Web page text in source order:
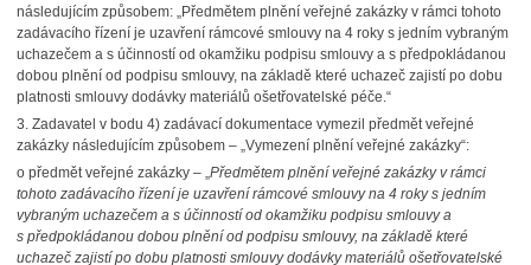
následujícím způsobem: „Předmětem plnění veřejné zakázky v rámci tohoto
zadávacího řízení je uzavření rámcové smlouvy na 4 roky s jedním vybraným
uchazečem a s účinností od okamžiku podpisu smlouvy a s předpokládanou
dobou plnění od podpisu smlouvy, na základě které uchazeč zajistí po dobu
platnosti smlouvy dodávky materiálů ošetřovatelské péče.“
3. Zadavatel v bodu 4) zadávací dokumentace vymezil předmět veřejné
zakázky následujícím způsobem – „Vymezení plnění veřejné zakázky“:
o předmět veřejné zakázky – „Předmětem plnění veřejné zakázky v rámci
tohoto zadávacího řízení je uzavření rámcové smlouvy na 4 roky s jedním
vybraným uchazečem a s účinností od okamžiku podpisu smlouvy a
s předpokládanou dobou plnění od podpisu smlouvy, na základě které
uchazeč zajistí po dobu platnosti smlouvy dodávky materiálů ošetřovatelské